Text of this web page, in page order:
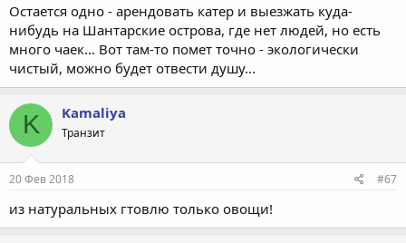
Остается одно - арендовать катер и выезжать куда-
нибудь на Шантарские острова, где нет людей, но есть
много чаек... Вот там-то помет точно - экологически
чистый, можно будет отвести душу...
K Kamaliya
Транзит
20 Фев 2018 #67
из натуральных гтовлю только овощи!